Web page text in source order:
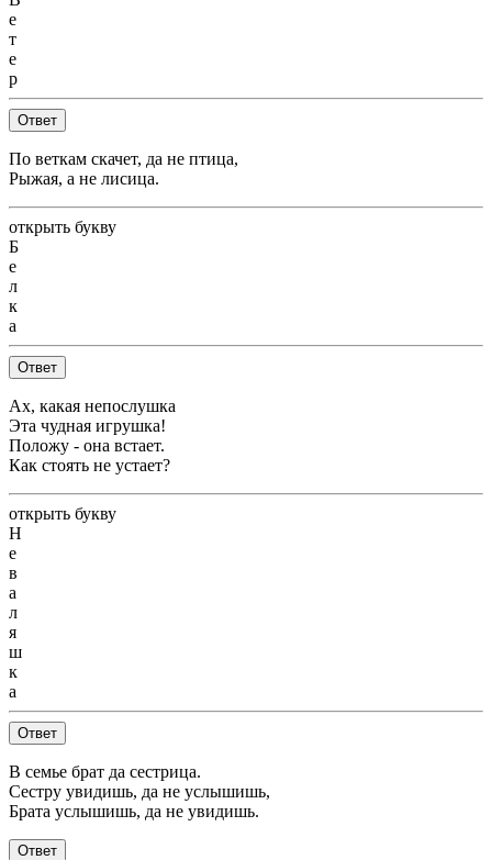
е
т
е
р
Ответ
По веткам скачет, да не птица,
Рыжая, а не лисица.
открыть букву
Б
е
л
к
а
Ответ
Ах, какая непослушка
Эта чудная игрушка!
Положу - она встает.
Как стоять не устает?
открыть букву
Н
е
в
а
л
я
ш
к
а
Ответ
В семье брат да сестрица.
Сестру увидишь, да не услышишь,
Брата услышишь, да не увидишь.
Ответ